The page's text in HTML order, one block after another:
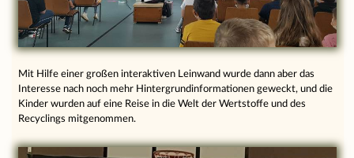
Mit Hilfe einer großen interaktiven Leinwand wurde dann aber das
Interesse nach noch mehr Hintergrundinformationen geweckt, und die
Kinder wurden auf eine Reise in die Welt der Wertstoffe und des
Recyclings mitgenommen.